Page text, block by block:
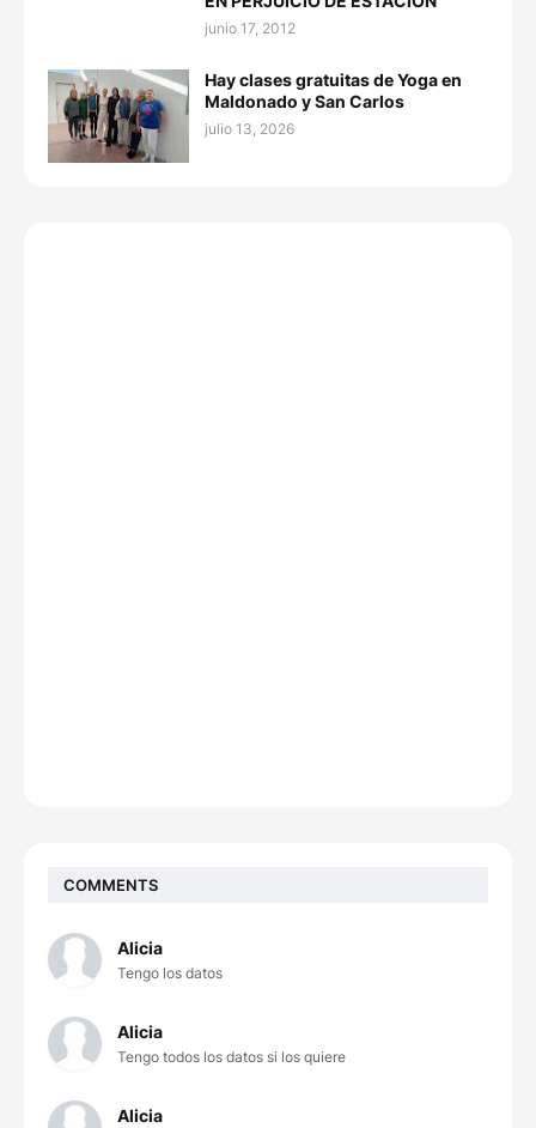
junio 17, 2012
Hay clases gratuitas de Yoga en
Maldonado y San Carlos
julio 13, 2026
COMMENTS
Alicia
Tengo los datos
Alicia
Tengo todos los datos si los quiere
Alicia